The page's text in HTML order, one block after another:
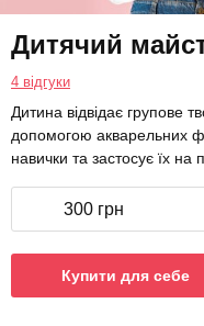
Дитячий
4 відгуки
Дитина відвідає групове
допомогою акварельних
навички та застосує їх на
300 грн
Купити для себе